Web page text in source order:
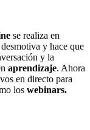
se realiza en
y hace que
y la
aprendizaje. Ahora
en directo para
los webinars.